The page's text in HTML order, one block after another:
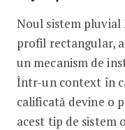
Noul sistem pluvial
profil rectangular,
un mecanism de
Într-un context în
calificată devine o
acest tip de sistem